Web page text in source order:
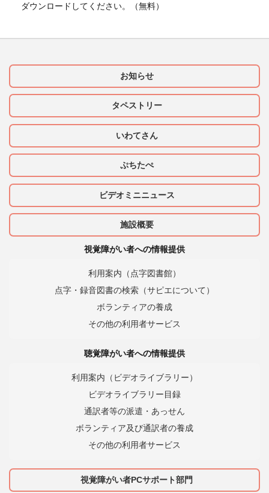
お知らせ
タペストリー
いわてさん
ぷちたぺ
ビデオミニニュース
施設概要
視覚障がい者への情報提供
利用案内（点字図書館）
点字・録音図書の検索（サピエについて）
ボランティアの養成
その他の利用者サービス
聴覚障がい者への情報提供
利用案内（ビデオライブラリー）
ビデオライブラリー目録
通訳者等の派遣・あっせん
ボランティア及び通訳者の養成
その他の利用者サービス
視覚障がい者PCサポート部門
ダウンロードしてください。（無料）